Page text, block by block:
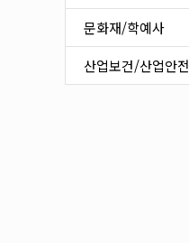
문화재/학예사
산업보건/산업안전